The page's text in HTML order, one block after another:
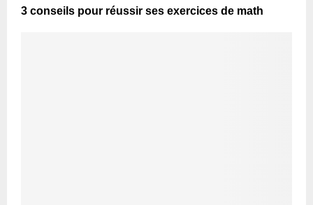
3 conseils pour réussir ses exercices de math